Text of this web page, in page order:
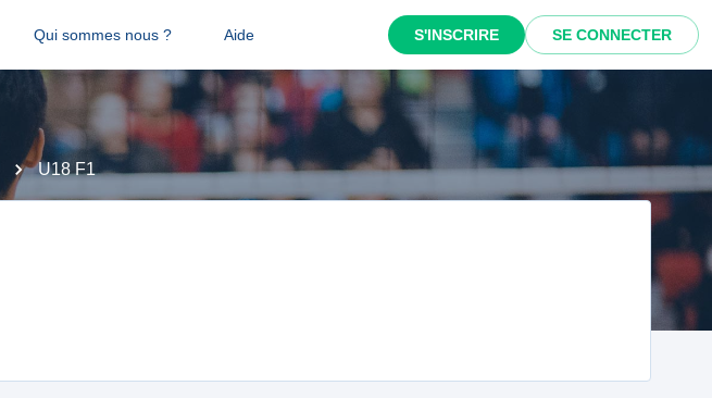
Qui sommes nous ? Aide S'INSCRIRE SE CONNECTER
U18 F1